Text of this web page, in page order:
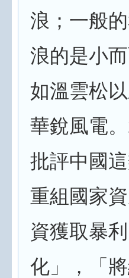
浪；一般
浪的是小
如溫雲松
華銳風電
批評中國
重組國家
資獲取暴
化」，「